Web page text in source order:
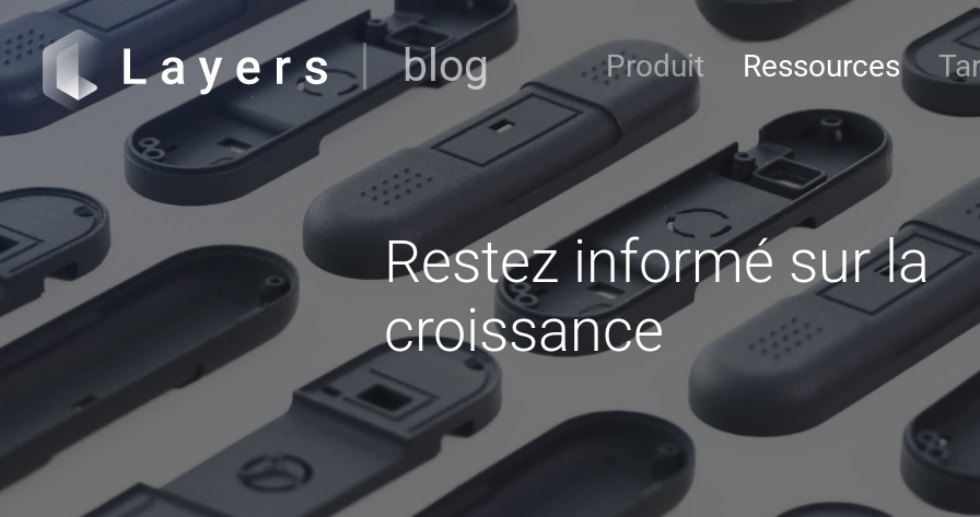
blog Produit Ressources
Restez informé sur la
croissance